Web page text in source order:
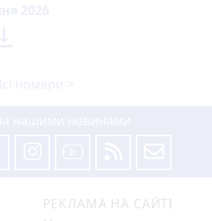
РЕКЛАМА НА САЙТІ